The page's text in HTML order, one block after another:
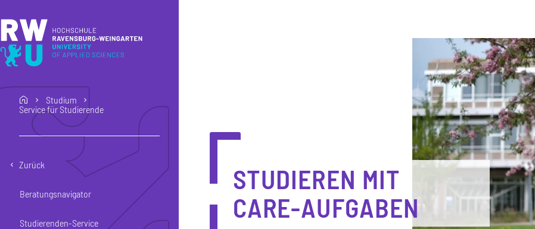
home
Studium
Service für Studierende
Zurück
Beratungsnavigator
Studierenden-Service
STUDIEREN MIT
CARE-AUFGABEN